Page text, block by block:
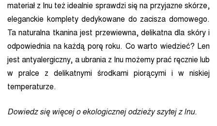
materiał z lnu też idealnie sprawdzi się na przyjazne skórze,
eleganckie komplety dedykowane do zacisza domowego.
Ta naturalna tkanina jest przewiewna, delikatna dla skóry i
odpowiednia na każdą porę roku. Co warto wiedzieć? Len
jest antyalergiczny, a ubrania z lnu możemy prać ręcznie lub
w pralce z delikatnymi środkami piorącymi i w niskiej
temperaturze.
Dowiedz się więcej o ekologicznej odzieży szytej z lnu.